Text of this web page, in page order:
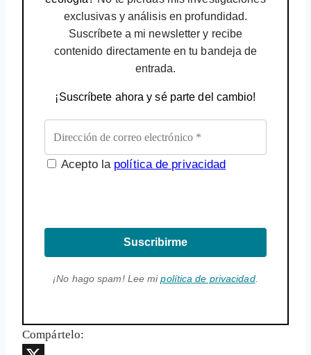
exclusivas y análisis en profundidad.
Suscríbete a mi newsletter y recibe
contenido directamente en tu bandeja de
entrada.
¡Suscríbete ahora y sé parte del cambio!
Acepto la política de privacidad
Suscribirme
¡No hago spam! Lee mipolítica de privacidad.
Compártelo: